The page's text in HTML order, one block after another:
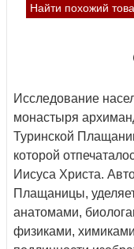
Найти похожий
Исследование
монастыря
Туринской
которой
Иисуса Христа.
Плащаницы,
анатомами,
физиками,